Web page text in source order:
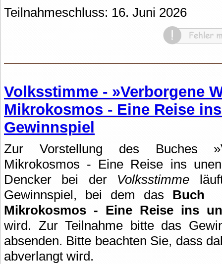
Teilnahmeschluss: 16. Juni 2026
Volksstimme - »Verborgene
Mikrokosmos - Eine Reise
Gewinnspiel
Zur Vorstellung des Buches
Mikrokosmos - Eine Reise ins
Dencker bei der Volksstimme
Gewinnspiel, bei dem das Buch
Mikrokosmos - Eine Reise ins
wird. Zur Teilnahme bitte das
absenden. Bitte beachten Sie, dass
abverlangt wird.